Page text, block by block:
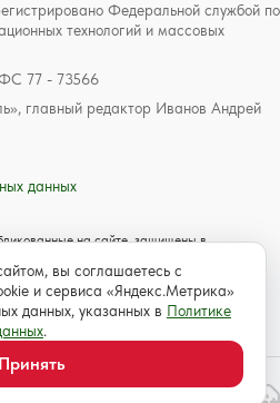
Федеральной службой по
технологий и массовых
77 - 73566
главный редактор Иванов Андрей
данных
на сайте, защищены в
законодательством об авторском
текстовых, фото, аудио и
правообладателя с обязательной
Для детей старше 16 лет.
вы соглашаетесь с
и сервиса «Яндекс.Метрика»
данных, указанных в Политике
.
Принять